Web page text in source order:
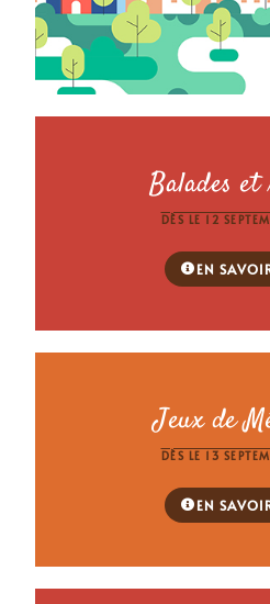
Balades et
DÈS LE 12
EN
Jeux de
DÈS LE 13
EN